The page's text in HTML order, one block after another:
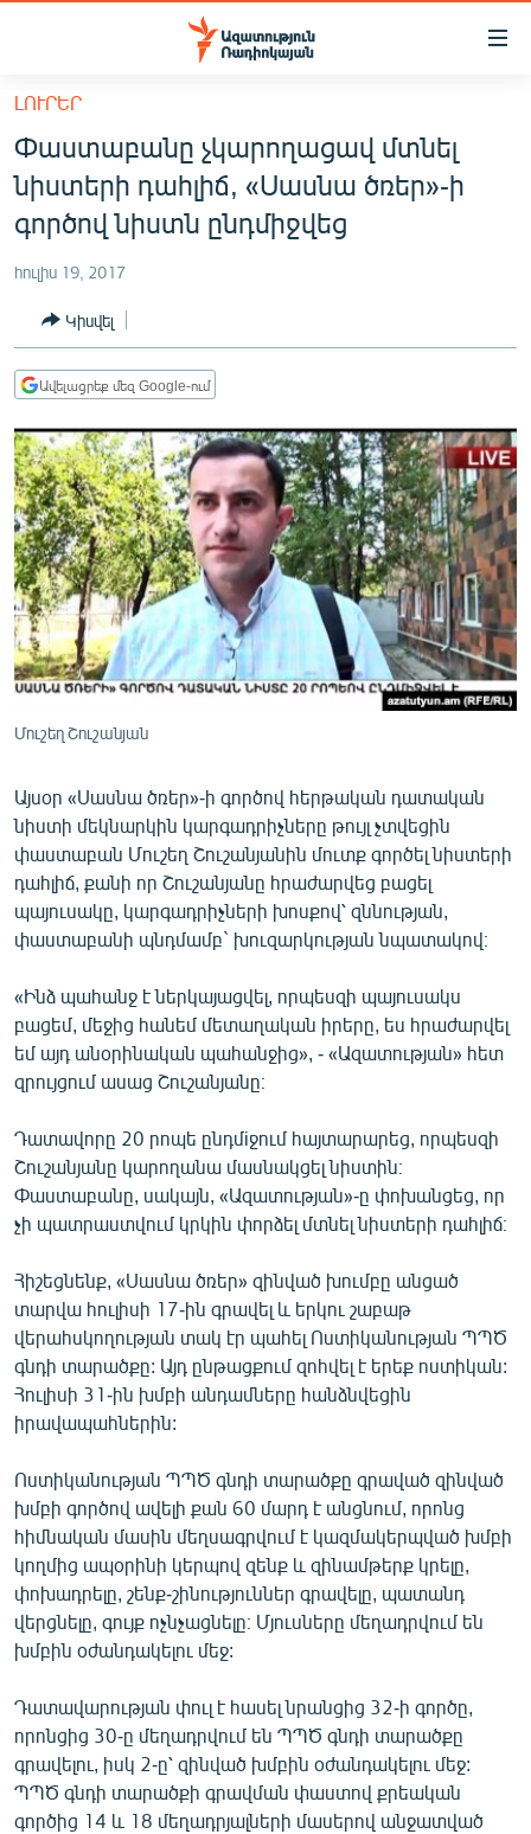
Մատչելիության
հիմնական
բովանդակությանը
Անցնել
հիմնական
մենյուին
ՔԱՂԱՔԱԿԱՆ
ՀԱՍԱՐԱԿՈՒԹՅՈՒՆ
ՏՆՏԵՍՈՒԹՅՈՒՆ
ՂԱՐԱԲԱՂ
ՊԱՏԵՐԱԶՄԻ 6 ՇԱԲԱԹՆԵՐԸ
ՏԱՐԱԾԱՇՐՋԱՆ
ՄԻՋԱԶԳԱՅԻՆ
ՄՇԱԿՈՒՅԹ
ՍՊՈՐՏ
ՄԵԿՆԱԲԱՆՈՒԹՅՈՒՆ
ԱՐԽԻՎ
ՏԵՍԱՆՅՈՒԹԵՐ
ԲԱՆԱՎԵՃ
ՁԳՏԵԼՈՎ ԼԱՎԱԳՈՒՅՆԻՆ
Հայերեն
English
ՀԵՏԵՎԵՔ ՄԵԶ
«Ազատության» բոլոր կայքերը
ԼՈՒՐԵՐ
Փաստաբանը չկարողացավ մտնել
նիստերի դահլիճ, «Սասնա ծռեր»-ի
գործով նիստն ընդմիջվեց
հուլիս 19, 2017
Կիսվել
Ավելացրեք մեզ Google-ում
Մուշեղ Շուշանյան
Այսօր «Սասնա ծռեր»-ի գործով հերթական դատական
նիստի մեկնարկին կարգադրիչները թույլ չտվեցին
փաստաբան Մուշեղ Շուշանյանին մուտք գործել նիստերի
դահլիճ, քանի որ Շուշանյանը հրաժարվեց բացել
պայուսակը, կարգադրիչների խոսքով՝ զննության,
փաստաբանի պնդմամբ` խուզարկության նպատակով։
«Ինձ պահանջ է ներկայացվել, որպեսզի պայուսակս
բացեմ, մեջից հանեմ մետաղական իրերը, ես հրաժարվել
եմ այդ անօրինական պահանջից», - «Ազատության» հետ
զրույցում ասաց Շուշանյանը։
Դատավորը 20 րոպե ընդմiջում հայտարարեց, որպեսզի
Շուշանյանը կարողանա մասնակցել նիստին։
Փաստաբանը, սակայն, «Ազատության»-ը փոխանցեց, որ
չի պատրաստվում կրկին փորձել մտնել նիստերի դահլիճ։
Հիշեցնենք, «Սասնա ծռեր» զինված խումբը անցած
տարվա հուլիսի 17-ին գրավել և երկու շաբաթ
վերահսկողության տակ էր պահել Ոստիկանության ՊՊԾ
գնդի տարածքը: Այդ ընթացքում զոհվել է երեք ոստիկան:
Հուլիսի 31-ին խմբի անդամները հանձնվեցին
իրավապահներին:
Ոստիկանության ՊՊԾ գնդի տարածքը գրաված զինված
խմբի գործով ավելի քան 60 մարդ է անցնում, որոնց
հիմնական մասին մեղսագրվում է կազմակերպված խմբի
կողմից ապօրինի կերպով զենք և զինամթերք կրելը,
փոխադրելը, շենք-շինություններ գրավելը, պատանդ
վերցնելը, գույք ոչնչացնելը։ Մյուսները մեղադրվում են
խմբին օժանդակելու մեջ:
Դատավարության փուլ է հասել նրանցից 32-ի գործը,
որոնցից 30-ը մեղադրվում են ՊՊԾ գնդի տարածքը
գրավելու, իսկ 2-ը՝ զինված խմբին օժանդակելու մեջ:
ՊՊԾ գնդի տարածքի գրավման փաստով քրեական
գործից 14 և 18 մեղադրյալների մասերով անջատված